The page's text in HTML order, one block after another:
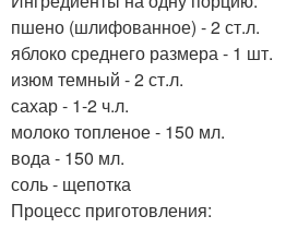
пшено (шлифованное) - 2 ст.л.
яблоко среднего размера - 1 шт.
изюм темный - 2 ст.л.
сахар - 1-2 ч.л.
молоко топленое - 150 мл.
вода - 150 мл.
соль - щепотка
Процесс приготовления: